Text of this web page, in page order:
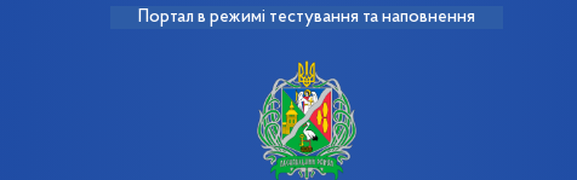
Портал в режимі тестування та наповнення